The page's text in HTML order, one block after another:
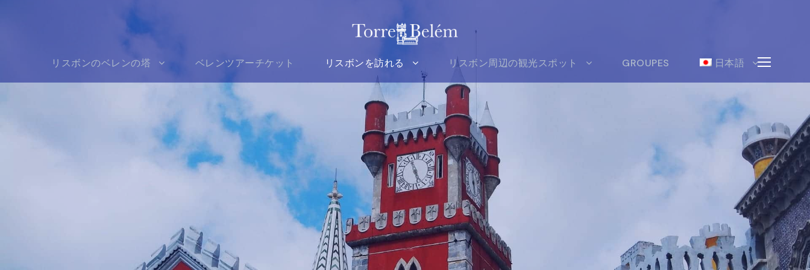
リスボンのベレンの塔 ベレンツアーチケット リスボンを訪れる リスボン周辺の観光スポット GROUPES 日本語